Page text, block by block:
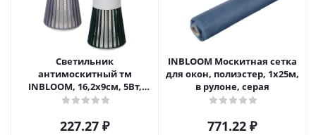
Светильник
антимоскитный тм
INBLOOM, 16,2х9см, 5Вт,
10м2, USB
227.27 ₽
INBLOOM Москитная сетка
для окон, полиэстер, 1х25м,
в рулоне, серая
771.22 ₽